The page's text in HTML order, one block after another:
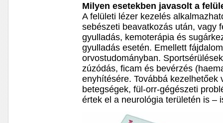
Milyen esetekben javasolt a
A felületi lézer kezelés
sebészeti beavatkozás után, vagy
gyulladás, kemoterápia és
gyulladás esetén. Emellett
orvostudományban.
zúzódás, ficam és bevérzés
enyhítésére. Továbbá kezelhetőek
betegségek, fül-orr-gégészeti
értek el a neurológia területén is –